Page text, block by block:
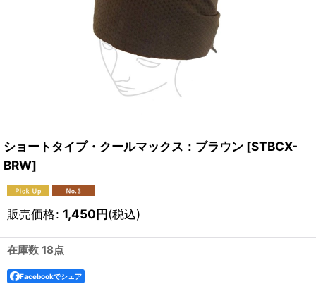
ショートタイプ・クールマックス：ブラウン [STBCX-
BRW]
販売価格: 1,450円(税込)
在庫数 18点
Facebookでシェア